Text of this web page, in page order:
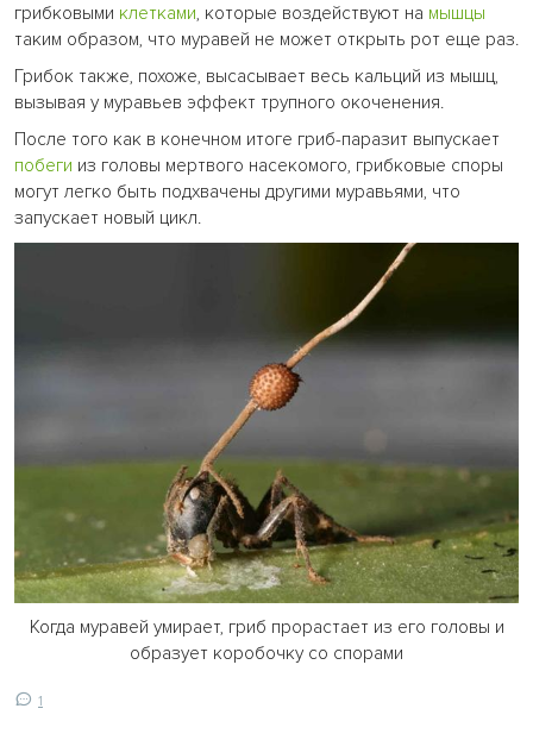
грибковыми клетками, которые воздействуют на мышцы
таким образом, что муравей не может открыть рот еще раз.
Грибок также, похоже, высасывает весь кальций из мышц,
вызывая у муравьев эффект трупного окоченения.
После того как в конечном итоге гриб-паразит выпускает
побеги из головы мертвого насекомого, грибковые споры
могут легко быть подхвачены другими муравьями, что
запускает новый цикл.
Когда муравей умирает, гриб прорастает из его головы и
образует коробочку со спорами
1